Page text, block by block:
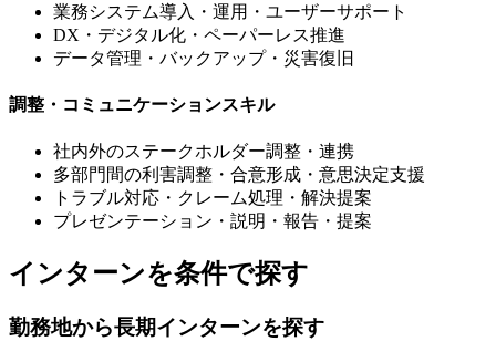
業務システム導入・運用・ユーザーサポート
DX・デジタル化・ペーパーレス推進
データ管理・バックアップ・災害復旧
調整・コミュニケーションスキル
社内外のステークホルダー調整・連携
多部門間の利害調整・合意形成・意思決定支援
トラブル対応・クレーム処理・解決提案
プレゼンテーション・説明・報告・提案
インターンを条件で探す
勤務地から長期インターンを探す